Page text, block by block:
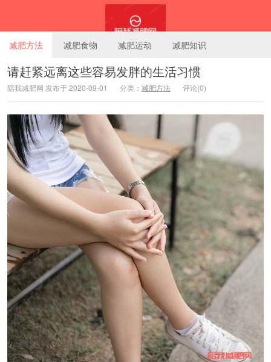
陪我减肥网
减肥方法 减肥食物 减肥运动 减肥知识
请赶紧远离这些容易发胖的生活习惯
陪我减肥网 发布于 2020-09-01 分类： 减肥方法 评论(0)